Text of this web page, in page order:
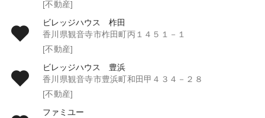
[不動産]
ビレッジハウス 柞田
香川県観音寺市柞田町丙１４５１－１
[不動産]
ビレッジハウス 豊浜
香川県観音寺市豊浜町和田甲４３４－２８
[不動産]
ファミユー